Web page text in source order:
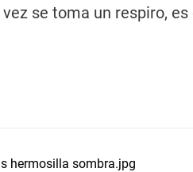
se toma un respiro,